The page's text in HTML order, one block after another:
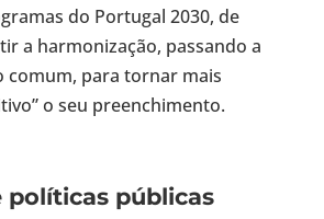
do Portugal 2030, de
a harmonização, passando a
comum, para tornar mais
o seu preenchimento.
políticas públicas